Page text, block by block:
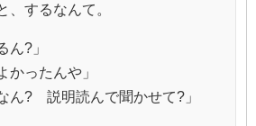
、するなんて。
ん?」
かったんや」
ん? 説明読んで聞かせて?」